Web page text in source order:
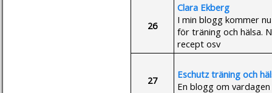
26
Clara Ekberg
I min blogg kommer
för träning och hälsa.
recept osv
27
Eschutz träning och
En blogg om